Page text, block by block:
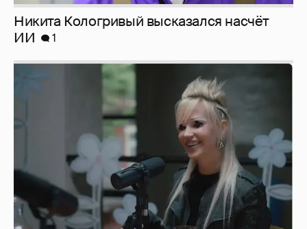
Никита Кологривый высказался насчёт
ИИ
1